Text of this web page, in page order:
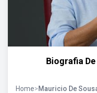
Biografia
Home>Mauricio De